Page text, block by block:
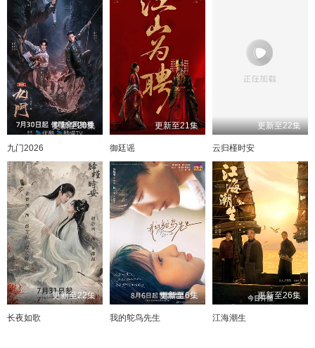
更新至20集
九门2026
更新至21集
御廷谣
更新至22集
云归槿时安
更新至22集
长夜如歌
更新至6集
我的鸵鸟先生
更新至26集
江海潮生